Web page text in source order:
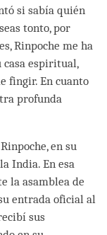
si sabía quién
tonto, por
Rinpoche me ha
casa espiritual,
fingir. En cuanto
profunda
en su
India. En esa
la asamblea de
entrada oficial al
sus